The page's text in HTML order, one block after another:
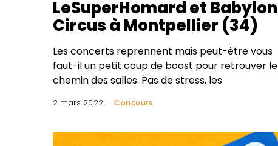
LeSuperHomard et Babylon
Circus à Montpellier (34)
Les concerts reprennent mais peut-être vous
faut-il un petit coup de boost pour retrouver le
chemin des salles. Pas de stress, les
2 mars 2022 Concours